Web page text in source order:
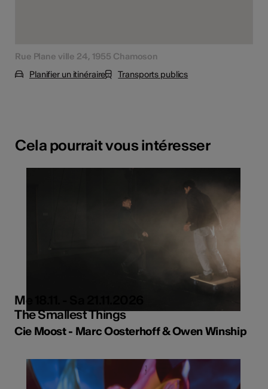
Rue Plane ville 24, 1955 Chamoson
Planifier un itinéraire
Transports publics
Cela pourrait vous intéresser
Me 18.11. - Sa 21.11.2026
The Smallest Things
Cie Moost - Marc Oosterhoff & Owen Winship